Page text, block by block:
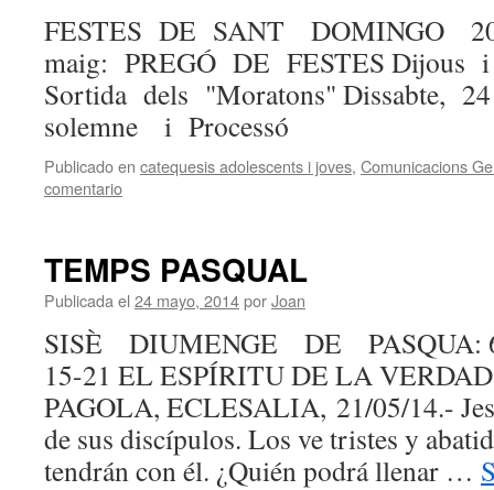
FESTES DE SANT DOMINGO
maig: PREGÓ DE FESTES Dijous
Sortida dels "Moratons" Dissabte,
solemne i Processó
Publicado en catequesis adolescents i joves, Comunicacions
comentario
TEMPS PASQUAL
Publicada el 24 mayo, 2014porJoan
SISÈ DIUMENGE DE PASQUA: 6
15-21 EL ESPÍRITU DE LA
PAGOLA, ECLESALIA, 21/05/14.-
de sus discípulos. Los ve tristes y
tendrán con él. ¿Quién podrá llenar …